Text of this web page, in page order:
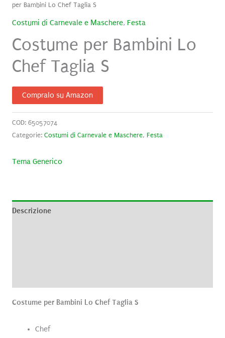
per Bambini Lo Chef Taglia S
Costumi di Carnevale e Maschere, Festa
Costume per Bambini Lo
Chef Taglia S
Compralo su Amazon
COD: 65057074
Categorie: Costumi di Carnevale e Maschere, Festa
Tema Generico
Descrizione
Costume per Bambini Lo Chef Taglia S
Chef